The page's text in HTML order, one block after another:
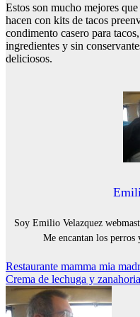
Estos son mucho mejores
hacen con kits de tacos
condimento casero para
ingredientes y sin
deliciosos.
Soy Emilio Velazquez
Me encantan los perros
Navegación
de
entradas
Restaurante mamma mia
Crema de lechuga y zanahoria